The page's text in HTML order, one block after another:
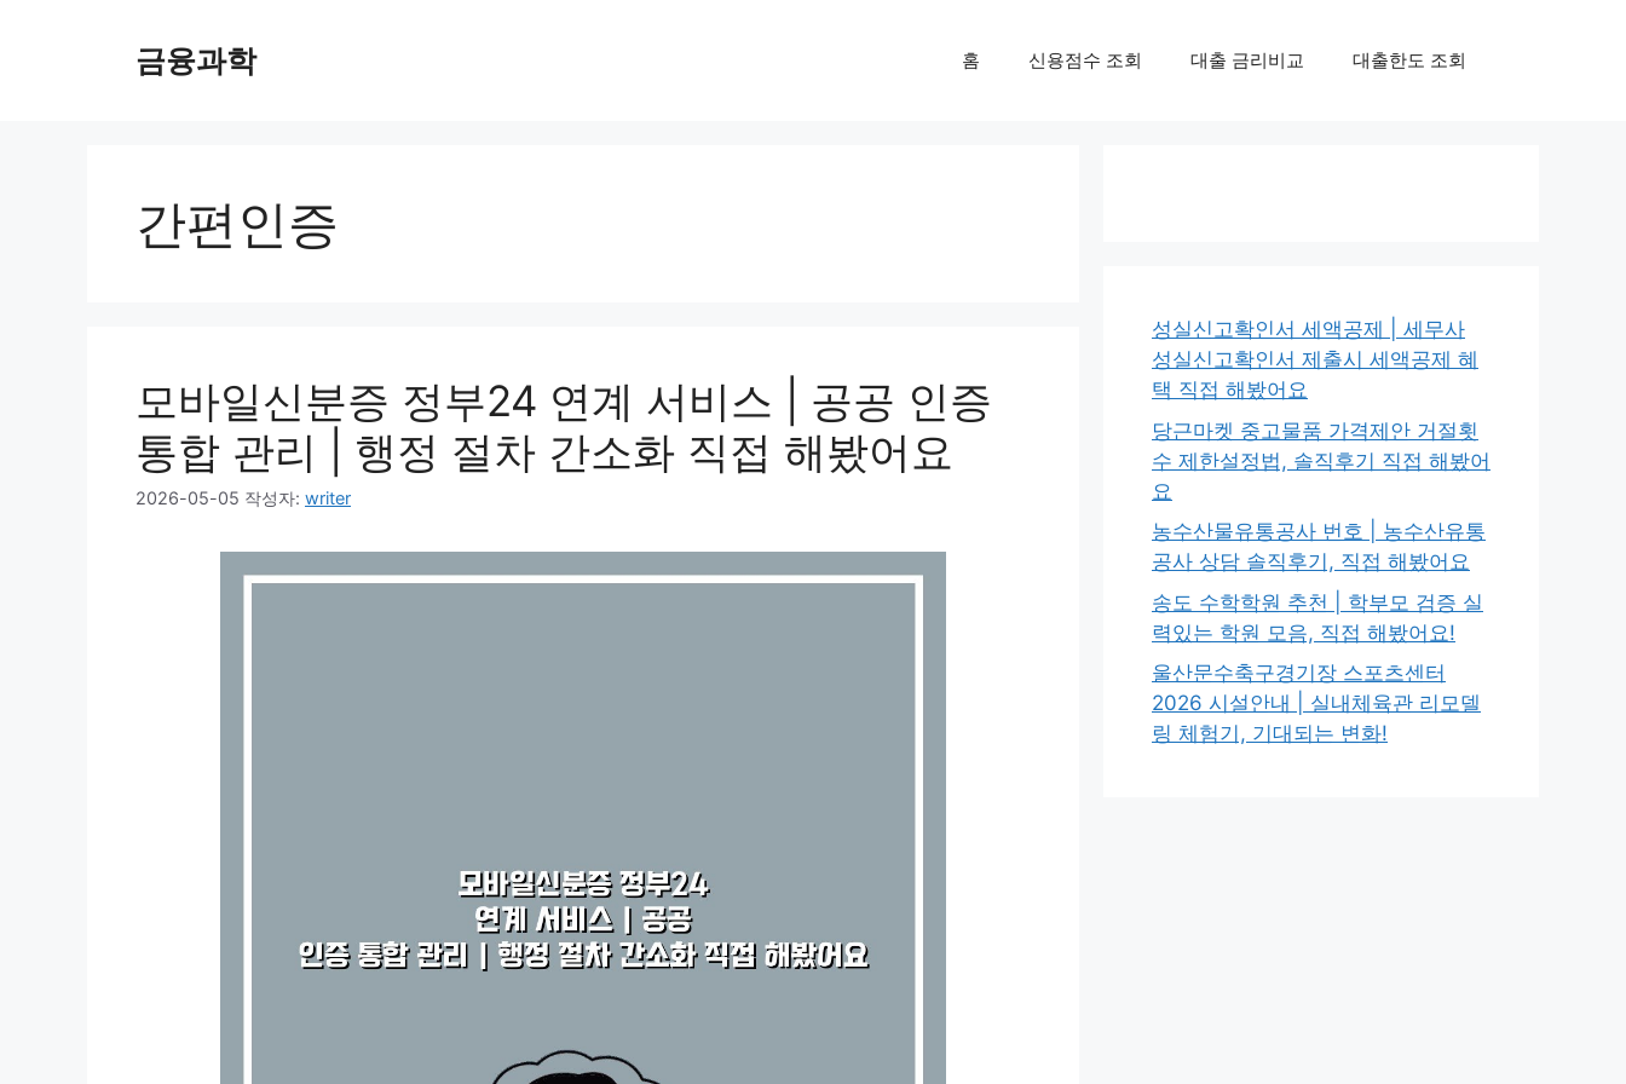
금융과학 홈 신용점수 조회 대출 금리비교 대출한도 조회
간편인증
모바일신분증 정부24 연계 서비스 | 공공 인증
통합 관리 | 행정 절차 간소화 직접 해봤어요
2026-05-05 작성자: writer
성실신고확인서 세액공제 | 세무사
성실신고확인서 제출시 세액공제 혜
택 직접 해봤어요
당근마켓 중고물품 가격제안 거절횟
수 제한설정법, 솔직후기 직접 해봤어
요
농수산물유통공사 번호 | 농수산유통
공사 상담 솔직후기, 직접 해봤어요
송도 수학학원 추천 | 학부모 검증 실
력있는 학원 모음, 직접 해봤어요!
울산문수축구경기장 스포츠센터
2026 시설안내 | 실내체육관 리모델
링 체험기, 기대되는 변화!